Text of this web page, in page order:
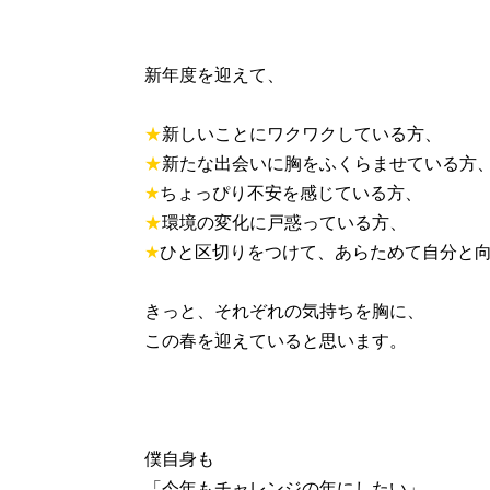
新年度を迎えて、
★新しいことにワクワクしている方、
★新たな出会いに胸をふくらませている方、
★ちょっぴり不安を感じている方、
★環境の変化に戸惑っている方、
★ひと区切りをつけて、あらためて自分と
きっと、それぞれの気持ちを胸に、
この春を迎えていると思います。
僕自身も